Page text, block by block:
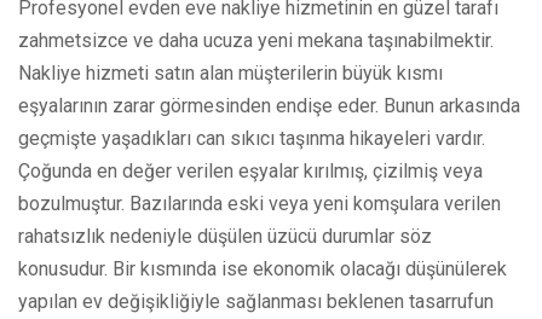
Profesyonel evden eve nakliye hizmetinin en güzel tarafı
zahmetsizce ve daha ucuza yeni mekana taşınabilmektir.
Nakliye hizmeti satın alan müşterilerin büyük kısmı
eşyalarının zarar görmesinden endişe eder. Bunun arkasında
geçmişte yaşadıkları can sıkıcı taşınma hikayeleri vardır.
Çoğunda en değer verilen eşyalar kırılmış, çizilmiş veya
bozulmuştur. Bazılarında eski veya yeni komşulara verilen
rahatsızlık nedeniyle düşülen üzücü durumlar söz
konusudur. Bir kısmında ise ekonomik olacağı düşünülerek
yapılan ev değişikliğiyle sağlanması beklenen tasarrufun